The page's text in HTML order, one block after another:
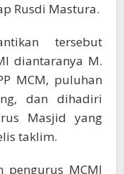
Rusdi Mastura.
tersebut
diantaranya M.
MCM, puluhan
dan dihadiri
Masjid yang
taklim.
pengurus MCMI